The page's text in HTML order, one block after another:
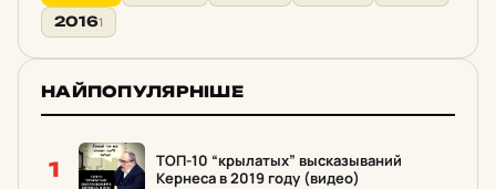
20161
НАЙПОПУЛЯРНІШЕ
1
ТОП-10 “крылатых” высказываний
Кернеса в 2019 году (видео)